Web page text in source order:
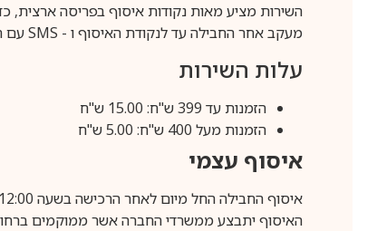
השירות מציע מאות נקודות איסוף בפריסה ארצית,
מעקב אחר החבילה עד לנקודת האיסוף ו - SMSעם
עלות השירות
הזמנות עד 399 ש"ח: 15.00 ש"ח
הזמנות מעל 400 ש"ח: 5.00 ש"ח
איסוף עצמי
איסוף החבילה החל מיום לאחר הרכישה בשעה 12:00 ובתיאום מראש בלבד.
האיסוף יתבצע ממשרדי החברה אשר ממוקמים ברחוב